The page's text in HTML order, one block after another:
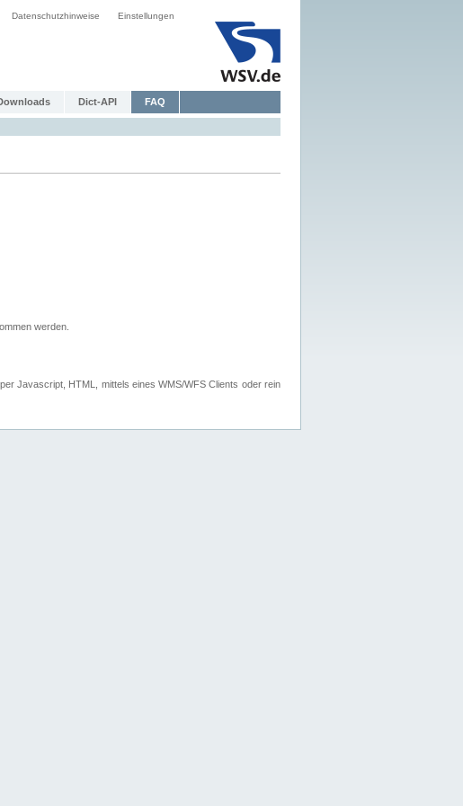
Datenschutzhinweise Einstellungen
Dict-API FAQ
werden.
Javascript, HTML, mittels eines WMS/WFS Clients oder rein